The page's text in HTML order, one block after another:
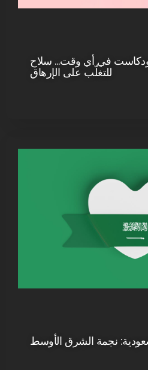
في أي وقت… سلاح
للتغلّب على الإرهاق
نجمة الشرق الأوسط